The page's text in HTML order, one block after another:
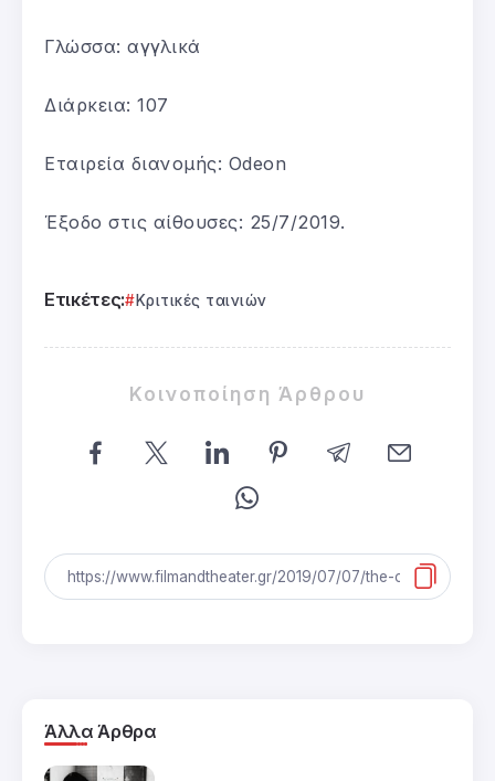
Γλώσσα: αγγλικά
Διάρκεια: 107
Εταιρεία διανομής: Odeon
Έξοδο στις αίθουσες: 25/7/2019.
Ετικέτες: Κριτικές ταινιών
Κοινοποίηση Άρθρου
Άλλα Άρθρα